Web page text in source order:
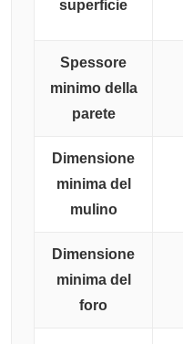
superficie
Spessore
minimo della
parete
Dimensione
minima del
mulino
Dimensione
minima del
foro